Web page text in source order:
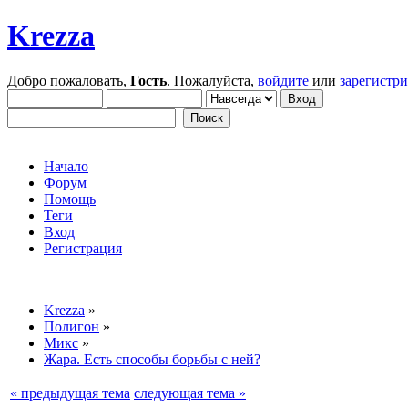
Krezza
Добро пожаловать, Гость. Пожалуйста, войдите или
Начало
Форум
Помощь
Теги
Вход
Регистрация
Krezza »
Полигон »
Микс »
Жара. Есть способы борьбы с ней?
« предыдущая тема следующая тема »